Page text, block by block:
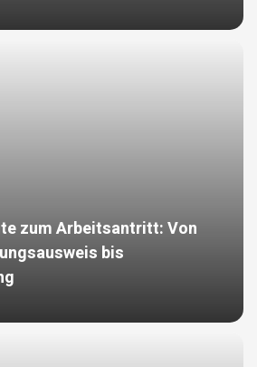
zum Arbeitsantritt: Von
bis